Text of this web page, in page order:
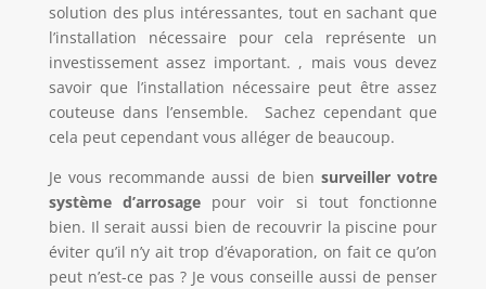
solution des plus intéressantes, tout en sachant que
l’installation nécessaire pour cela représente un
investissement assez important. , mais vous devez
savoir que l’installation nécessaire peut être assez
couteuse dans l’ensemble. Sachez cependant que
cela peut cependant vous alléger de beaucoup.
Je vous recommande aussi de bien surveiller votre
système d’arrosage pour voir si tout fonctionne
bien. Il serait aussi bien de recouvrir la piscine pour
éviter qu’il n’y ait trop d’évaporation, on fait ce qu’on
peut n’est-ce pas ? Je vous conseille aussi de penser